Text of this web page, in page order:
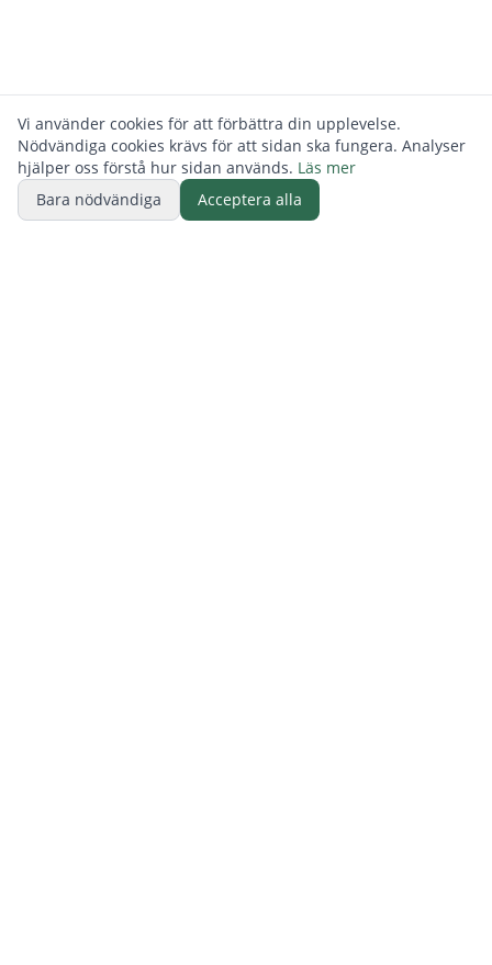
Vi använder cookies för att förbättra din upplevelse.
Nödvändiga cookies krävs för att sidan ska fungera. Analyser
hjälper oss förstå hur sidan används. Läs mer
Bara nödvändiga
Acceptera alla